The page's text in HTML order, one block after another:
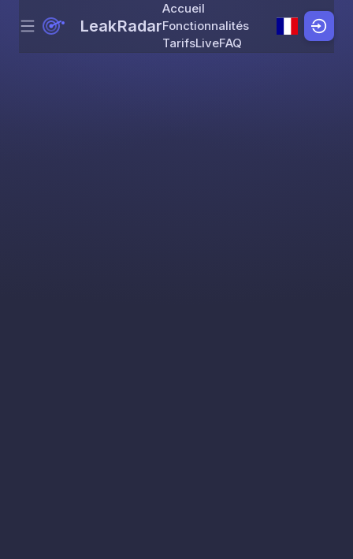
Skip to content
Menu LeakRadar
Accueil
Fonctionnalités
TarifsLiveFAQ